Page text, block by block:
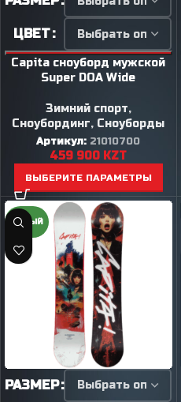
ЦВЕТ
Capita сноуборд мужской
Super DOA Wide
Зимний спорт,
Сноубординг, Сноуборды
Артикул: 21010700
459 900 KZT
ВЫБЕРИТЕ ПАРАМЕТРЫ
НОВЫЙ
РАЗМЕР